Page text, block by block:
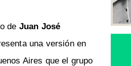
de Juan José
una versión en
Aires que el grupo